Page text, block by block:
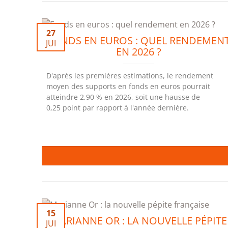
FONDS EN EUROS : QUEL
EN 2026 ?
27
JUI
D'après les premières estimations, le rendement
moyen des supports en fonds en euros pourrait
atteindre 2,90 % en 2026, soit une hausse de
0,25 point par rapport à l'année dernière.
MARIANNE OR : LA NOUVELLE PÉPITE
15
JUI